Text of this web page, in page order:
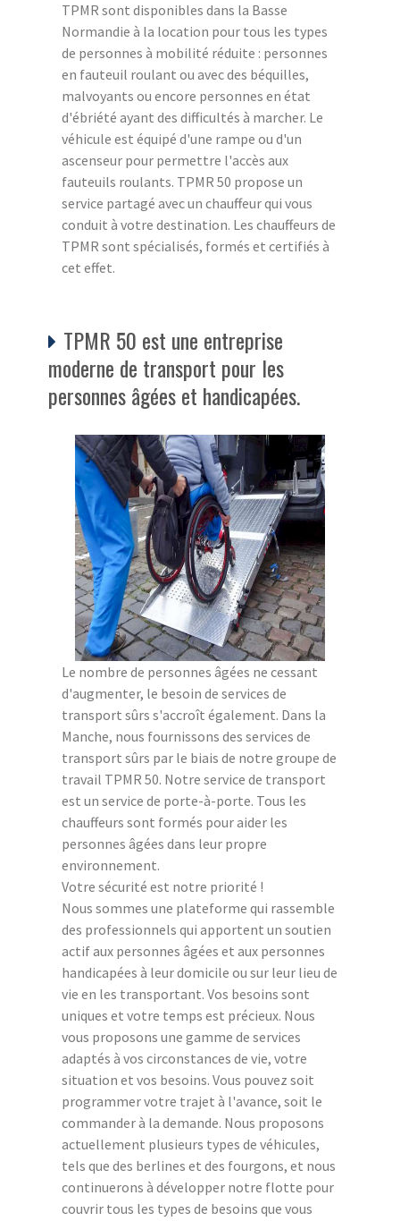
TPMR sont disponibles dans la Basse
Normandie à la location pour tous les types
de personnes à mobilité réduite : personnes
en fauteuil roulant ou avec des béquilles,
malvoyants ou encore personnes en état
d'ébriété ayant des difficultés à marcher. Le
véhicule est équipé d'une rampe ou d'un
ascenseur pour permettre l'accès aux
fauteuils roulants. TPMR 50 propose un
service partagé avec un chauffeur qui vous
conduit à votre destination. Les chauffeurs de
TPMR sont spécialisés, formés et certifiés à
cet effet.
TPMR 50 est une entreprise
moderne de transport pour les
personnes âgées et handicapées.
Le nombre de personnes âgées ne cessant
d'augmenter, le besoin de services de
transport sûrs s'accroît également. Dans la
Manche, nous fournissons des services de
transport sûrs par le biais de notre groupe de
travail TPMR 50. Notre service de transport
est un service de porte-à-porte. Tous les
chauffeurs sont formés pour aider les
personnes âgées dans leur propre
environnement.
Votre sécurité est notre priorité !
Nous sommes une plateforme qui rassemble
des professionnels qui apportent un soutien
actif aux personnes âgées et aux personnes
handicapées à leur domicile ou sur leur lieu de
vie en les transportant. Vos besoins sont
uniques et votre temps est précieux. Nous
vous proposons une gamme de services
adaptés à vos circonstances de vie, votre
situation et vos besoins. Vous pouvez soit
programmer votre trajet à l'avance, soit le
commander à la demande. Nous proposons
actuellement plusieurs types de véhicules,
tels que des berlines et des fourgons, et nous
continuerons à développer notre flotte pour
couvrir tous les types de besoins que vous